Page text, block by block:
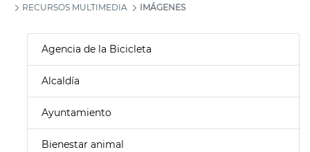
RECURSOS MULTIMEDIA
IMÁGENES
Agencia de la Bicicleta
Alcaldía
Ayuntamiento
Bienestar animal